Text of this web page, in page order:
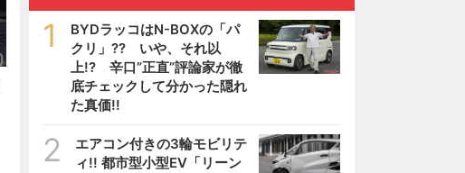
1
BYDラッコはN-BOXの「パ
クリ」?? いや、それ以
上!? 辛口”正直”評論家が徹
底チェックして分かった隠れ
た真価!!
2
エアコン付きの3輪モビリテ
ィ!! 都市型小型EV「リーン